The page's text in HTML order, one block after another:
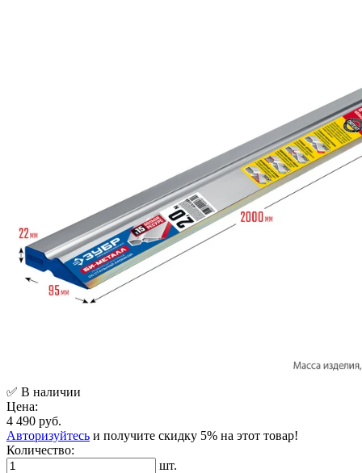
✅ В наличии
Цена:
4 490 руб.
Авторизуйтесь и получите скидку 5% на этот товар!
Количество:
шт.